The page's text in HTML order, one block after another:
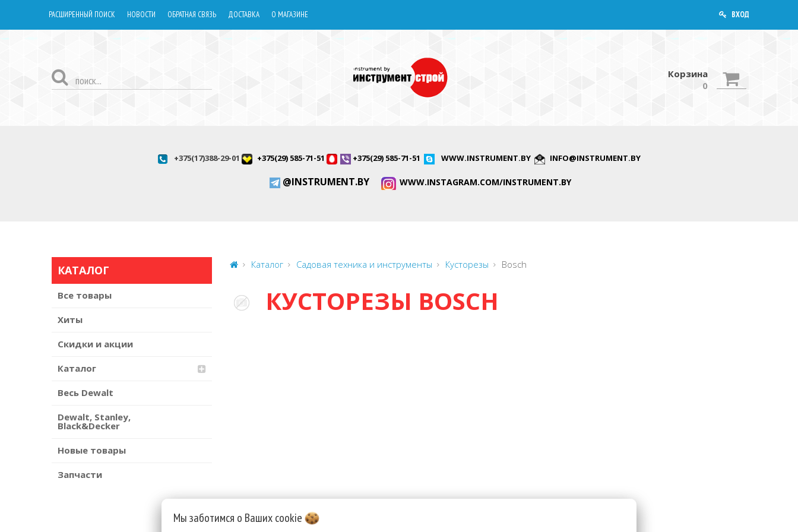
РАСШИРЕННЫЙ ПОИСК НОВОСТИ ОБРАТНАЯ СВЯЗЬ ДОСТАВКА О МАГАЗИНЕ ВХОД
Корзина
0
+375(17)388-29-01 +375(29) 585-71-51 +375(29) 585-71-51 WWW.INSTRUMENT.BY INFO@INSTRUMENT.BY
@INSTRUMENT.BY WWW.INSTAGRAM.COM/INSTRUMENT.BY
КАТАЛОГ
Все товары
Хиты
Скидки и акции
Каталог
Весь Dewalt
Dewalt, Stanley,
Black&Decker
Новые товары
Запчасти
Каталог Садовая техника и инструменты Кусторезы Bosch
КУСТОРЕЗЫ BOSCH
Мы заботимся о Вашихcookie